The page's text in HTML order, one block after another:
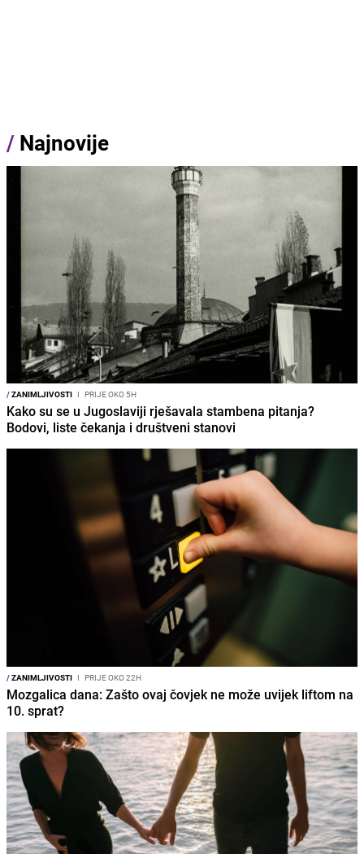
/ Najnovije
/ZANIMLJIVOSTI I PRIJE OKO 5H
Kako su se u Jugoslaviji rješavala stambena pitanja?
Bodovi, liste čekanja i društveni stanovi
/ZANIMLJIVOSTI I PRIJE OKO 22H
Mozgalica dana: Zašto ovaj čovjek ne može uvijek liftom na
10. sprat?